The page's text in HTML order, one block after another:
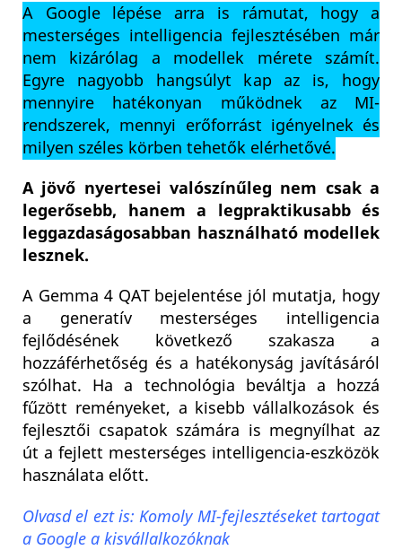
A Google lépése arra is rámutat, hogy a
mesterséges intelligencia fejlesztésében már
nem kizárólag a modellek mérete számít.
Egyre nagyobb hangsúlyt kap az is, hogy
mennyire hatékonyan működnek az MI-
rendszerek, mennyi erőforrást igényelnek és
milyen széles körben tehetők elérhetővé.
A jövő nyertesei valószínűleg nem csak a
legerősebb, hanem a legpraktikusabb és
leggazdaságosabban használható modellek
lesznek.
A Gemma 4 QAT bejelentése jól mutatja, hogy
a generatív mesterséges intelligencia
fejlődésének következő szakasza a
hozzáférhetőség és a hatékonyság javításáról
szólhat. Ha a technológia beváltja a hozzá
fűzött reményeket, a kisebb vállalkozások és
fejlesztői csapatok számára is megnyílhat az
út a fejlett mesterséges intelligencia-eszközök
használata előtt.
Olvasd el ezt is: Komoly MI-fejlesztéseket tartogat
a Google a kisvállalkozóknak